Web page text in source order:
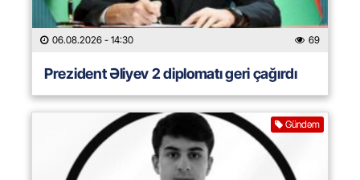
06.08.2026 - 14:30 69
Prezident Əliyev 2 diplomatı geri çağırdı
Gündəm